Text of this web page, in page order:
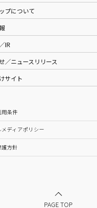
プについて
IR
／ニュースリリース
サイト
条件
ディアポリシー
方針
PAGE TOP